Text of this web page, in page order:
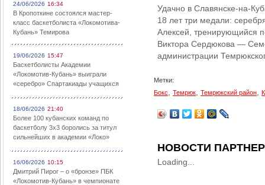
24/06/2026 16:34
В Кропоткине состоялся мастер-
класс баскетболиста «Локомотива-
Кубань» Темирова
19/06/2026 15:47
Баскетболисты Академии
«Локомотив-Кубань» выиграли
«серебро» Спартакиады учащихся
18/06/2026 21:40
Более 100 кубанских команд по
баскетболу 3х3 боролись за титул
сильнейших в академии «Локо»
16/06/2026 10:15
Дмитрий Пирог – о «бронзе» ПБК
«Локомотив-Кубань» в чемпионате
Удачно в Славянске-на-
18 лет три медали:
Алексей, тренирующийся
Виктора Сердюкова —
администрации
Метки:
Бокс
Темрюк Темрюкский район
НОВОСТИ
Loading...